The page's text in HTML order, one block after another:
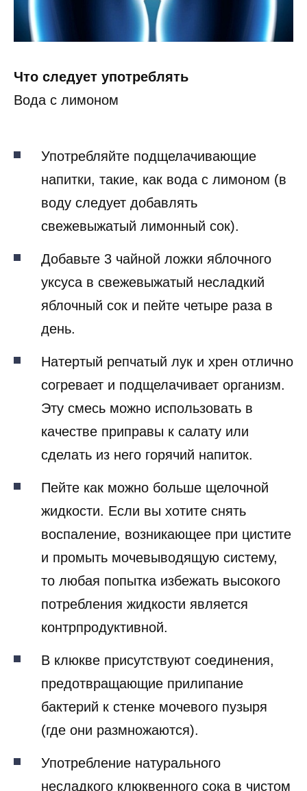
Что следует употреблять
Вода с лимоном
Употребляйте подщелачивающие
напитки, такие, как вода с лимоном (в
воду следует добавлять
свежевыжатый лимонный сок).
Добавьте 3 чайной ложки яблочного
уксуса в свежевыжатый несладкий
яблочный сок и пейте четыре раза в
день.
Натертый репчатый лук и хрен отлично
согревает и подщелачивает организм.
Эту смесь можно использовать в
качестве приправы к салату или
сделать из него горячий напиток.
Пейте как можно больше щелочной
жидкости. Если вы хотите снять
воспаление, возникающее при цистите
и промыть мочевыводящую систему,
то любая попытка избежать высокого
потребления жидкости является
контрпродуктивной.
В клюкве присутствуют соединения,
предотвращающие прилипание
бактерий к стенке мочевого пузыря
(где они размножаются).
Употребление натурального
несладкого клюквенного сока в чистом